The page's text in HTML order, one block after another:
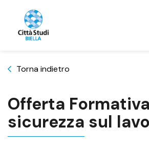
Torna indietro
Offerta
sicurezza sul